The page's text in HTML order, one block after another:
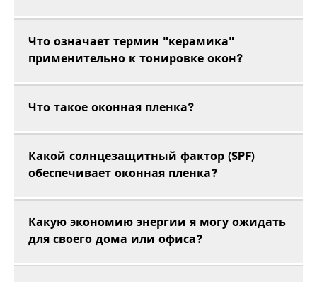
Что означает термин "керамика"
применительно к тонировке окон?
Что такое оконная пленка?
Какой солнцезащитный фактор (SPF)
обеспечивает оконная пленка?
Какую экономию энергии я могу ожидать
для своего дома или офиса?